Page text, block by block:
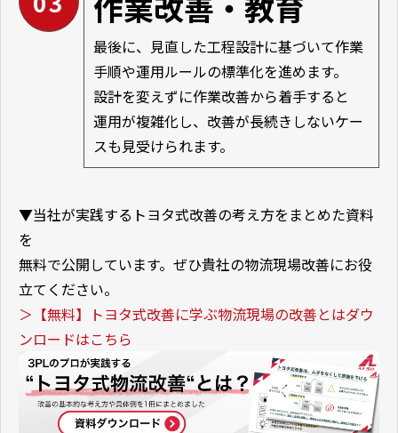
最後に、見直した工程設計に基づいて作業
手順や運用ルールの標準化を進めます。
設計を変えずに作業改善から着手すると
運用が複雑化し、改善が長続きしないケー
スも見受けられます。
▼当社が実践するトヨタ式改善の考え方をまとめた資料
を
無料で公開しています。ぜひ貴社の物流現場改善にお役
立てください。
＞【無料】トヨタ式改善に学ぶ物流現場の改善とはダウ
ンロードはこちら